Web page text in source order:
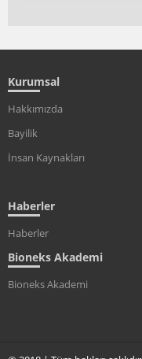
Kurumsal
Hakkımızda
Bayilik
İnsan Kaynakları
Haberler
Haberler
Bioneks Akademi
Bioneks Akademi